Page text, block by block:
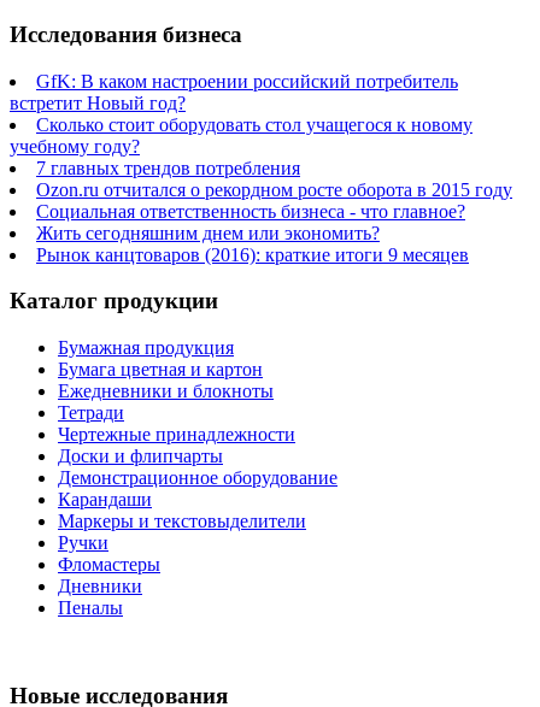
Исследования бизнеса
GfK: В каком настроении российский потребитель
встретит Новый год?
Сколько стоит оборудовать стол учащегося к новому
учебному году?
7 главных трендов потребления
Ozon.ru отчитался о рекордном росте оборота в 2015 году
Социальная ответственность бизнеса - что главное?
Жить сегодняшним днем или экономить?
Рынок канцтоваров (2016): краткие итоги 9 месяцев
Каталог продукции
Бумажная продукция
Бумага цветная и картон
Ежедневники и блокноты
Тетради
Чертежные принадлежности
Доски и флипчарты
Демонстрационное оборудование
Карандаши
Маркеры и текстовыделители
Ручки
Фломастеры
Дневники
Пеналы
Новые исследования